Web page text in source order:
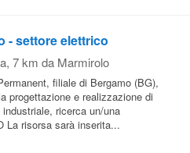
- settore elettrico
, 7 km da Marmirolo
filiale di Bergamo (BG),
progettazione e realizzazione di
ricerca un/una
La risorsa sarà inserita...